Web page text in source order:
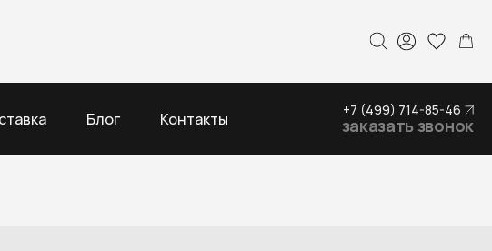
Блог Контакты +7 (499) 714-85-46
заказать звонок